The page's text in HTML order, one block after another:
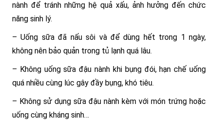
nành để tránh những hệ quả xấu, ảnh hưởng đến chức
năng sinh lý.
– Uống sữa đã nấu sôi và để dùng hết trong 1 ngày,
không nên bảo quản trong tủ lạnh quá lâu.
– Không uống sữa đậu nành khi bụng đói, hạn chế uống
quá nhiều cùng lúc gây đầy bụng, khó tiêu.
– Không sử dụng sữa đậu nành kèm với món trứng hoặc
uống cùng kháng sinh…